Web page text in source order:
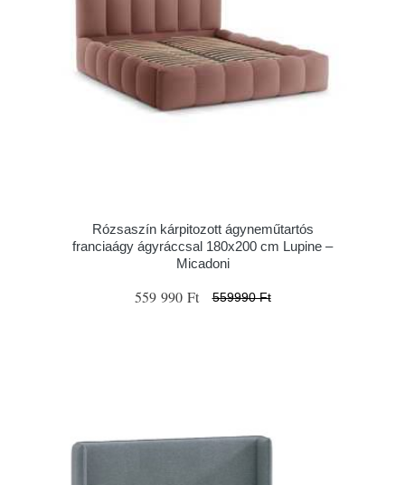
Rózsaszín kárpitozott ágyneműtartós
franciaágy ágyráccsal 180x200 cm Lupine –
Micadoni
559 990 Ft 559990 Ft